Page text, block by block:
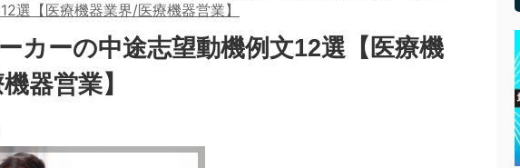
選【医療機器業界/医療機器営業】
カーの中途志望動機例文12選【医療機
器営業】